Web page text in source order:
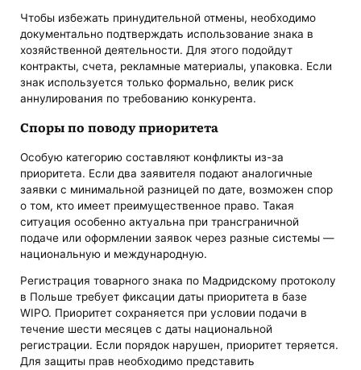
Чтобы избежать принудительной отмены, необходимо
документально подтверждать использование знака в
хозяйственной деятельности. Для этого подойдут
контракты, счета, рекламные материалы, упаковка. Если
знак используется только формально, велик риск
аннулирования по требованию конкурента.
Споры по поводу приоритета
Особую категорию составляют конфликты из-за
приоритета. Если два заявителя подают аналогичные
заявки с минимальной разницей по дате, возможен спор
о том, кто имеет преимущественное право. Такая
ситуация особенно актуальна при трансграничной
подаче или оформлении заявок через разные системы —
национальную и международную.
Регистрация товарного знака по Мадридскому протоколу
в Польше требует фиксации даты приоритета в базе
WIPO. Приоритет сохраняется при условии подачи в
течение шести месяцев с даты национальной
регистрации. Если порядок нарушен, приоритет теряется.
Для защиты прав необходимо представить